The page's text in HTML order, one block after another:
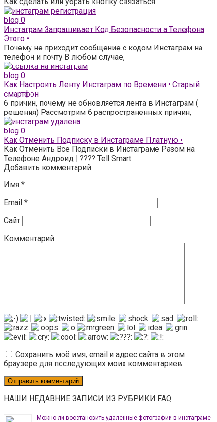
blog 0
Инстаграм Запрашивает Код Безопасности а Телефона
Этого •
Почему не приходит сообщение с кодом Инстаграм на
телефон и почту В любом случае,
blog 0
Как Настроить Ленту Инстаграм по Времени • Старый
смартфон
6 причин, почему не обновляется лента в Инстаграм (
решения) Рассмотрим 6 распространенных причин,
blog 0
Как Отменить Подписку в Инстаграме Платную •
Как Отменить Все Подписки в Инстаграме Разом на
Телефоне Андроид | ???? Tell Smart
Добавить комментарий
Имя *
Email *
Сайт
Комментарий
Сохранить моё имя, email и адрес сайта в этом
браузере для последующих моих комментариев.
НАШИ НЕДАВНИЕ ЗАПИСИ ИЗ РУБРИКИ FAQ
Можно ли восстановить удаленные фотографии в инстаграме